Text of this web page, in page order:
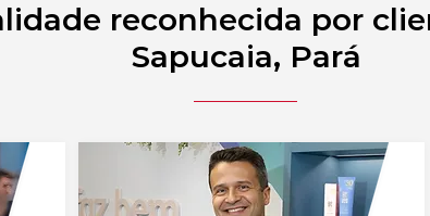
reconhecida por
Sapucaia, Pará